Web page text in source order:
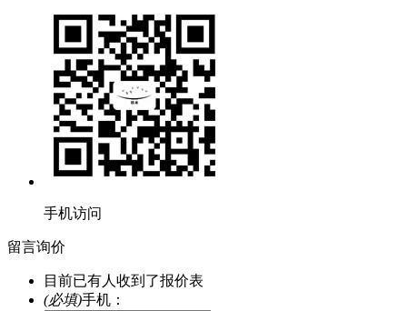
手机访问
留言询价
目前已有人收到了报价表
(必填)手机：